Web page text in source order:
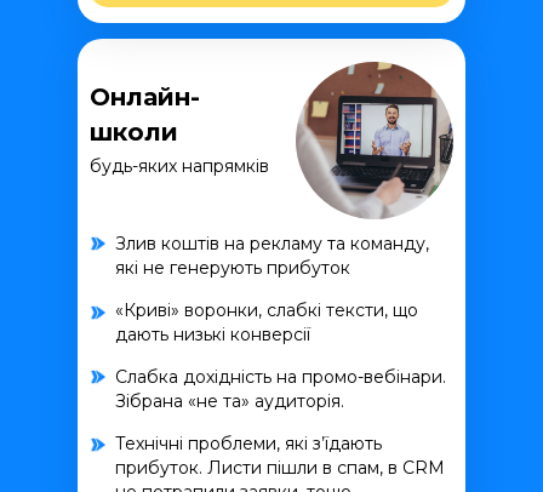
Онлайн-
школи
будь-яких напрямків
Злив коштів на рекламу та команду,
які не генерують прибуток
«Криві» воронки, слабкі тексти, що
дають низькі конверсії
Слабка дохідність на промо-вебінари.
Зібрана «не та» аудиторія.
Технічні проблеми, які з’їдають
прибуток. Листи пішли в спам, в CRM